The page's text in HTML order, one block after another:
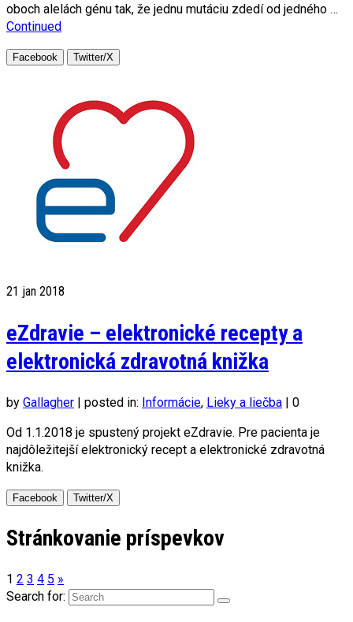
oboch alelách génu tak, že jednu mutáciu zdedí od jedného …
Continued
Facebook Twitter/X
21 jan 2018
eZdravie – elektronické recepty a
elektronická zdravotná knižka
by Gallagher | posted in: Informácie, Lieky a liečba | 0
Od 1.1.2018 je spustený projekt eZdravie. Pre pacienta je
najdôležitejší elektronický recept a elektronické zdravotná
knižka.
Facebook Twitter/X
Stránkovanie príspevkov
1 2 3 4 5 »
Search for: